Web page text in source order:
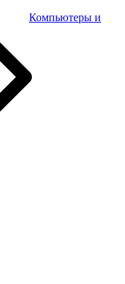
Компьютеры и